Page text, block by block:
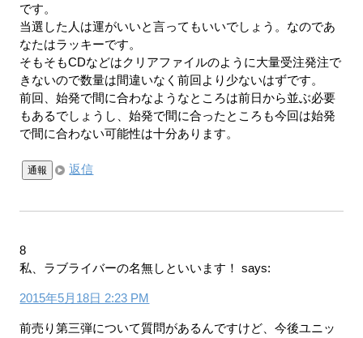
です。
当選した人は運がいいと言ってもいいでしょう。なのであ
なたはラッキーです。
そもそもCDなどはクリアファイルのように大量受注発注で
きないので数量は間違いなく前回より少ないはずです。
前回、始発で間に合わなようなところは前日から並ぶ必要
もあるでしょうし、始発で間に合ったところも今回は始発
で間に合わない可能性は十分あります。
通報 返信
8
私、ラブライバーの名無しといいます！
says:
2015年5月18日 2:23 PM
前売り第三弾について質問があるんですけど、今後ユニッ